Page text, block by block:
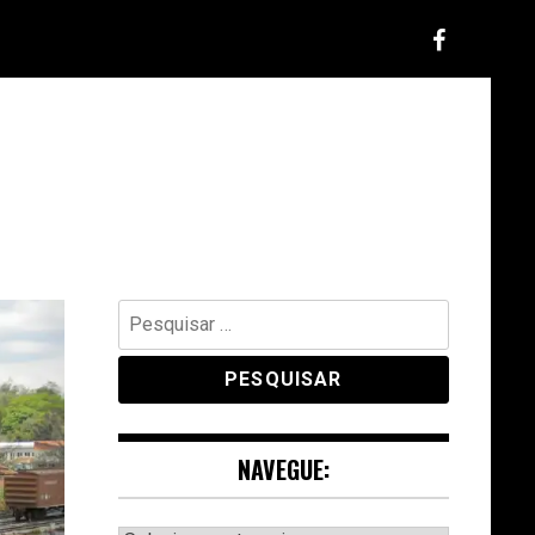
Pesquisar
por:
NAVEGUE: